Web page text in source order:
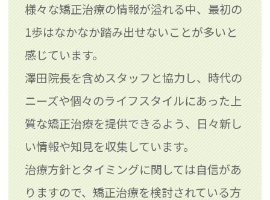
様々な矯正治療の情報が溢れる中、最初の
1歩はなかなか踏み出せないことが多いと
感じています。
澤田院長を含めスタッフと協力し、時代の
ニーズや個々のライフスタイルにあった上
質な矯正治療を提供できるよう、日々新し
い情報や知見を収集しています。
治療方針とタイミングに関しては自信があ
りますので、矯正治療を検討されている方